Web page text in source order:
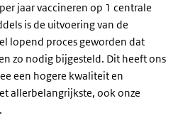
jaar vaccineren op 1 centrale
is de uitvoering van de
lopend proces geworden dat
zo nodig bijgesteld. Dit heeft ons
een hogere kwaliteit en
allerbelangrijkste, ook onze